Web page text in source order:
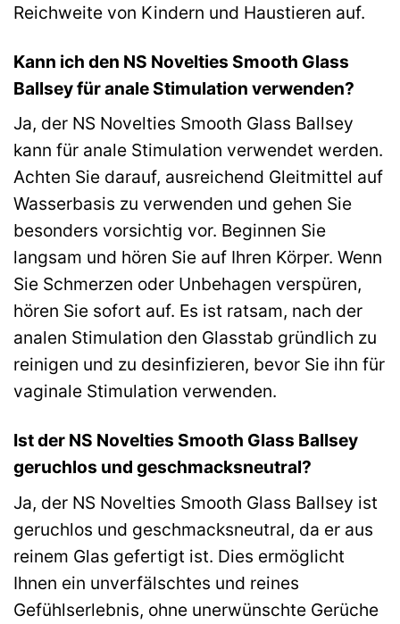
Reichweite von Kindern und Haustieren auf.
Kann ich den NS Novelties Smooth Glass
Ballsey für anale Stimulation verwenden?
Ja, der NS Novelties Smooth Glass Ballsey
kann für anale Stimulation verwendet werden.
Achten Sie darauf, ausreichend Gleitmittel auf
Wasserbasis zu verwenden und gehen Sie
besonders vorsichtig vor. Beginnen Sie
langsam und hören Sie auf Ihren Körper. Wenn
Sie Schmerzen oder Unbehagen verspüren,
hören Sie sofort auf. Es ist ratsam, nach der
analen Stimulation den Glasstab gründlich zu
reinigen und zu desinfizieren, bevor Sie ihn für
vaginale Stimulation verwenden.
Ist der NS Novelties Smooth Glass Ballsey
geruchlos und geschmacksneutral?
Ja, der NS Novelties Smooth Glass Ballsey ist
geruchlos und geschmacksneutral, da er aus
reinem Glas gefertigt ist. Dies ermöglicht
Ihnen ein unverfälschtes und reines
Gefühlserlebnis, ohne unerwünschte Gerüche